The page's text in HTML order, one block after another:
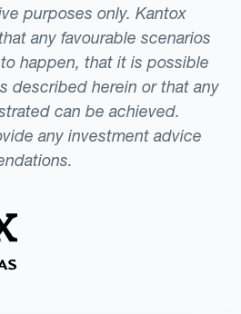
purposes only. Kantox
any favourable scenarios
happen, that it is possible
described herein or that any
can be achieved.
any investment advice